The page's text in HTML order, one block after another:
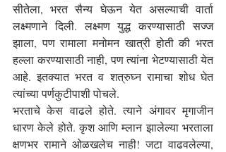
सीतेला, भरत सैन्य घेऊन येत असल्याची वार्ता
लक्ष्मणाने दिली. लक्ष्मण युद्ध करण्यासाठी सज्ज
झाला, पण रामाला मनोमन खात्री होती की भरत
हल्ला करण्यासाठी नाही, पण त्यांना भेटण्यासाठी येत
आहे. इतक्यात भरत व शत्रुघ्न रामाचा शोध घेत
त्यांच्या पर्णकुटीपाशी पोचले.
भरताचे केस वाढले होते. त्याने अंगावर मृगाजीन
धारण केले होते. कृश आणि म्लान झालेल्या भरताला
क्षणभर रामाने ओळखलेच नाही! जटा वाढवलेल्या,